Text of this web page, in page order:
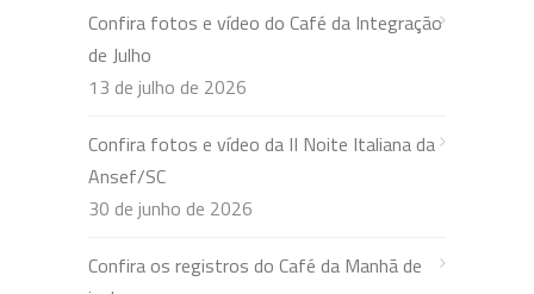
Confira fotos e vídeo do Café da Integração
de Julho
13 de julho de 2026
Confira fotos e vídeo da II Noite Italiana da
Ansef/SC
30 de junho de 2026
Confira os registros do Café da Manhã de